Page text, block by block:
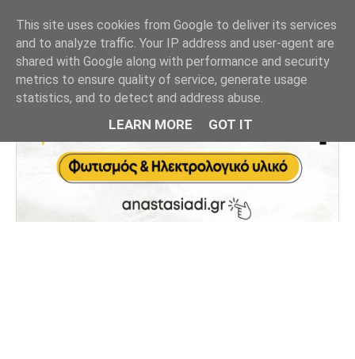
This site uses cookies from Google to deliver its services
and to analyze traffic. Your IP address and user-agent are
shared with Google along with performance and security
metrics to ensure quality of service, generate usage
statistics, and to detect and address abuse.
LEARN MORE GOT IT